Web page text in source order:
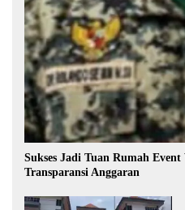
Sukses Jadi Tuan Rumah
Transparansi Anggaran